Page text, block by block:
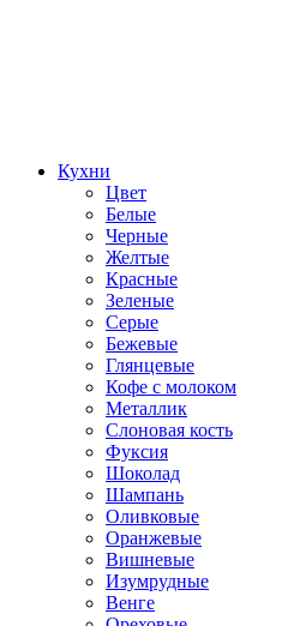
Кухни
Цвет
Белые
Черные
Желтые
Красные
Зеленые
Серые
Бежевые
Глянцевые
Кофе с молоком
Металлик
Слоновая кость
Фуксия
Шоколад
Шампань
Оливковые
Оранжевые
Вишневые
Изумрудные
Венге